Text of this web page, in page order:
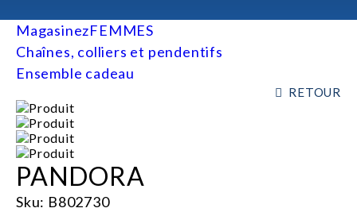
MagasinezFEMMES
Chaînes, colliers et pendentifs
Ensemble cadeau
RETOUR
PANDORA
Sku: B802730